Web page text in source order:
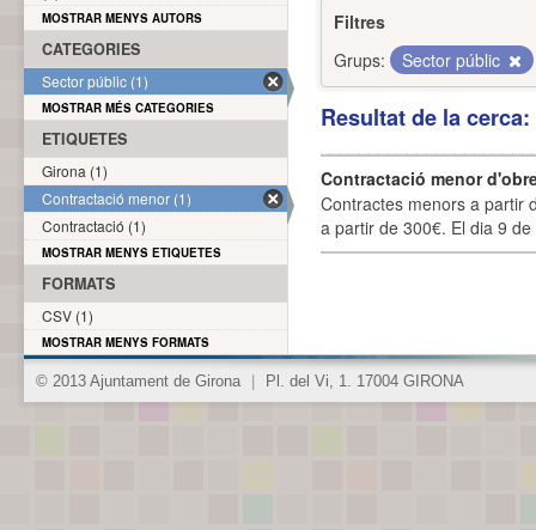
Filtres
Grups:
Sector públic
Resultat de la
Contractació menor
Contractes menors a partir
a partir de 300€. El dia 9
MOSTRAR MENYS AUTORS
CATEGORIES
Sector públic (1)
MOSTRAR MÉS CATEGORIES
ETIQUETES
Girona (1)
Contractació menor (1)
Contractació (1)
MOSTRAR MENYS ETIQUETES
FORMATS
CSV (1)
MOSTRAR MENYS FORMATS
© 2013 Ajuntament de Girona Pl. del Vi, 1. 17004 GIRONA